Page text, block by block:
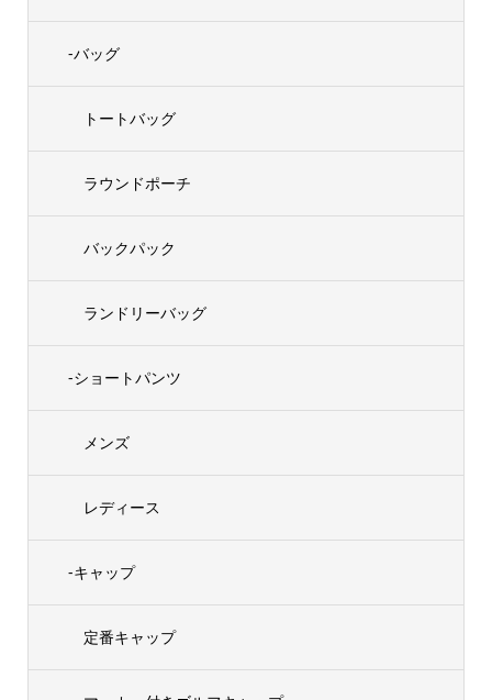
-バッグ
トートバッグ
ラウンドポーチ
バックパック
ランドリーバッグ
-ショートパンツ
メンズ
レディース
-キャップ
定番キャップ